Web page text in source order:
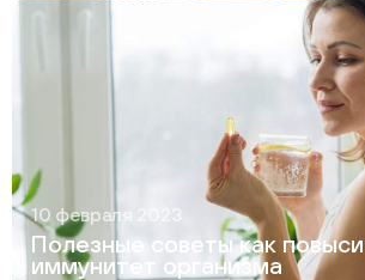
10 февраля 2023
Полезные советы как
иммунитет организма